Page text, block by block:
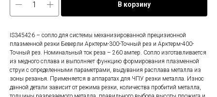
В корзину
IS345426 – сопло для системы механизированной прецизионной
плазменной резки Беверли Арктерм-300-Точный рез и Арктерм-400-
Точный рез. Номинальный ток реза – 260 ампер. Сопло изготавливается
из медного сплава и выполняет функцию формирования плазменной
струи с определенными параметрами, выдувания расплава металла из
зоны резанья. Применяется в аппаратах для ЧПУ резки металла. Износ
данной детали зависит от режима резки, количества пробитий металла,